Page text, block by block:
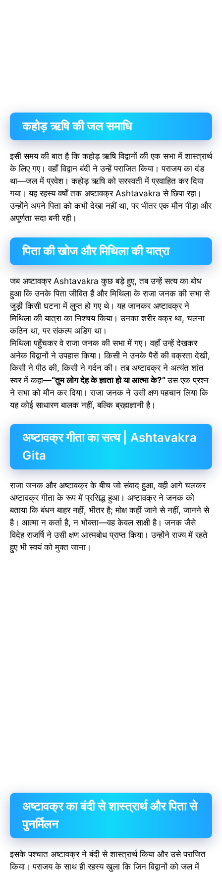
कहोड़ ऋषि की जल समाधि
इसी समय की बात है कि कहोड़ ऋषि विद्वानों की एक सभा में शास्त्रार्थ
के लिए गए। वहाँ विद्वान बंदी ने उन्हें पराजित किया। पराजय का दंड
था—जल में प्रवेश। कहोड़ ऋषि को सरस्वती में प्रवाहित कर दिया
गया। यह रहस्य वर्षों तक अष्टावक्र Ashtavakra से छिपा रहा।
उन्होंने अपने पिता को कभी देखा नहीं था, पर भीतर एक मौन पीड़ा और
अपूर्णता सदा बनी रही।
पिता की खोज और मिथिला की यात्रा
जब अष्टावक्र Ashtavakra कुछ बड़े हुए, तब उन्हें सत्य का बोध
हुआ कि उनके पिता जीवित हैं और मिथिला के राजा जनक की सभा से
जुड़ी किसी घटना में लुप्त हो गए थे। यह जानकर अष्टावक्र ने
मिथिला की यात्रा का निश्चय किया। उनका शरीर वक्र था, चलना
कठिन था, पर संकल्प अडिग था।
मिथिला पहुँचकर वे राजा जनक की सभा में गए। वहाँ उन्हें देखकर
अनेक विद्वानों ने उपहास किया। किसी ने उनके पैरों की वक्रता देखी,
किसी ने पीठ की, किसी ने गर्दन की। तब अष्टावक्र ने अत्यंत शांत
स्वर में कहा—“तुम लोग देह के ज्ञाता हो या आत्मा के?”उस एक प्रश्न
ने सभा को मौन कर दिया। राजा जनक ने उसी क्षण पहचान लिया कि
यह कोई साधारण बालक नहीं, बल्कि ब्रह्मज्ञानी है।
अष्टावक्र गीता का सत्य | Ashtavakra
Gita
राजा जनक और अष्टावक्र के बीच जो संवाद हुआ, वही आगे चलकर
अष्टावक्र गीता के रूप में प्रसिद्ध हुआ। अष्टावक्र ने जनक को
बताया कि बंधन बाहर नहीं, भीतर है; मोक्ष कहीं जाने से नहीं, जानने से
है। आत्मा न कर्ता है, न भोक्ता—वह केवल साक्षी है। जनक जैसे
विदेह राजर्षि ने उसी क्षण आत्मबोध प्राप्त किया। उन्होंने राज्य में रहते
हुए भी स्वयं को मुक्त जाना।
अष्टावक्र का बंदी से शास्त्रार्थ और पिता से
पुनर्मिलन
इसके पश्चात अष्टावक्र ने बंदी से शास्त्रार्थ किया और उसे पराजित
किया। पराजय के साथ ही रहस्य खुला कि जिन विद्वानों को जल में